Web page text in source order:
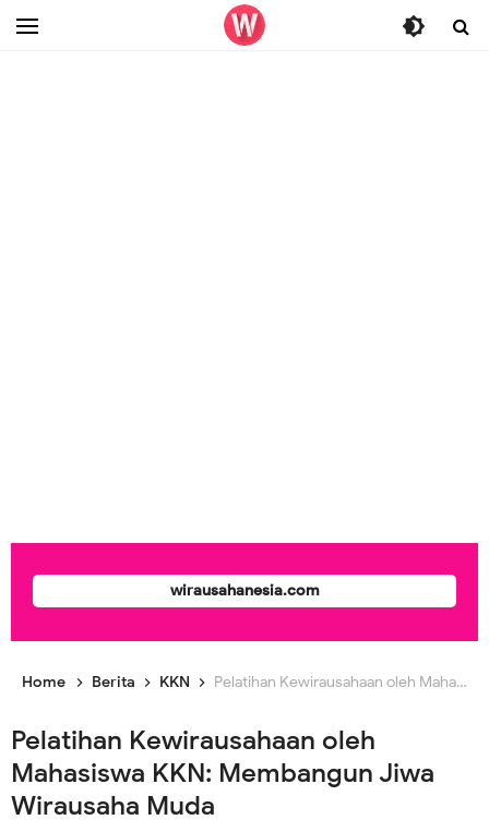
wirausahanesia.com
Home Berita KKN Pelatihan Kewirausahaan oleh Mahasiswa KKN: Membangun Jiwa Wirausaha Muda
Pelatihan Kewirausahaan oleh
Mahasiswa KKN: Membangun Jiwa
Wirausaha Muda